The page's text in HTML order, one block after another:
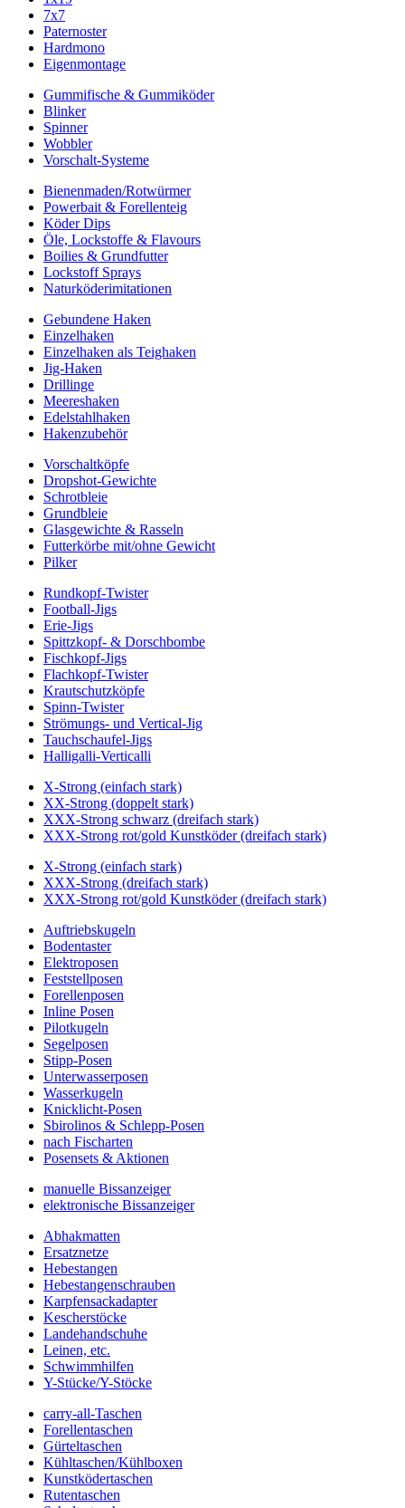
7x7
Paternoster
Hardmono
Eigenmontage
Gummifische & Gummiköder
Blinker
Spinner
Wobbler
Vorschalt-Systeme
Bienenmaden/Rotwürmer
Powerbait & Forellenteig
Köder Dips
Öle, Lockstoffe & Flavours
Boilies & Grundfutter
Lockstoff Sprays
Naturköderimitationen
Gebundene Haken
Einzelhaken
Einzelhaken als Teighaken
Jig-Haken
Drillinge
Meereshaken
Edelstahlhaken
Hakenzubehör
Vorschaltköpfe
Dropshot-Gewichte
Schrotbleie
Grundbleie
Glasgewichte & Rasseln
Futterkörbe mit/ohne Gewicht
Pilker
Rundkopf-Twister
Football-Jigs
Erie-Jigs
Spittzkopf- & Dorschbombe
Fischkopf-Jigs
Flachkopf-Twister
Krautschutzköpfe
Spinn-Twister
Strömungs- und Vertical-Jig
Tauchschaufel-Jigs
Halligalli-Verticalli
X-Strong (einfach stark)
XX-Strong (doppelt stark)
XXX-Strong schwarz (dreifach stark)
XXX-Strong rot/gold Kunstköder (dreifach stark)
X-Strong (einfach stark)
XXX-Strong (dreifach stark)
XXX-Strong rot/gold Kunstköder (dreifach stark)
Auftriebskugeln
Bodentaster
Elektroposen
Feststellposen
Forellenposen
Inline Posen
Pilotkugeln
Segelposen
Stipp-Posen
Unterwasserposen
Wasserkugeln
Knicklicht-Posen
Sbirolinos & Schlepp-Posen
nach Fischarten
Posensets & Aktionen
manuelle Bissanzeiger
elektronische Bissanzeiger
Abhakmatten
Ersatznetze
Hebestangen
Hebestangenschrauben
Karpfensackadapter
Kescherstöcke
Landehandschuhe
Leinen, etc.
Schwimmhilfen
Y-Stücke/Y-Stöcke
carry-all-Taschen
Forellentaschen
Gürteltaschen
Kühltaschen/Kühlboxen
Kunstködertaschen
Rutentaschen